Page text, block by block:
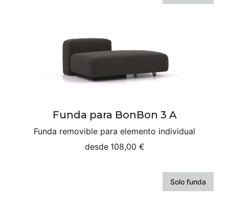
Funda para BonBon 3 A
Funda removible para elemento individual
desde 108,00 €
Solo funda